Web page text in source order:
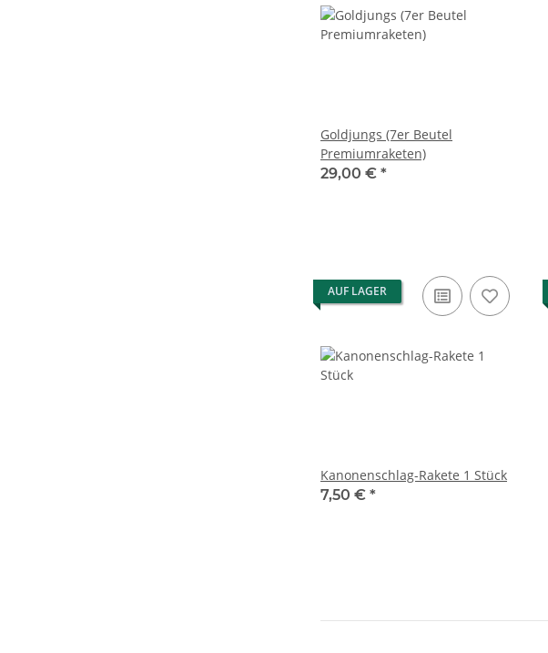
Goldjungs (7er Beutel
Premiumraketen)
29,00 € *
AUF LAGER
Kanonenschlag-Rakete 1 Stück
7,50 € *